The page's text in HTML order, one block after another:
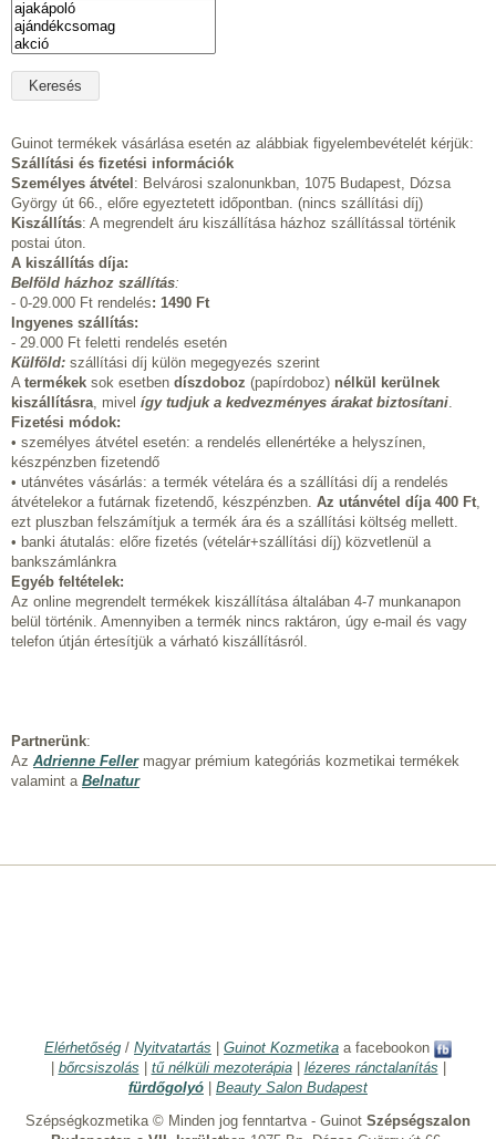
Guinot termékek vásárlása esetén az alábbiak figyelembevételét kérjük:
Szállítási és fizetési információk
Személyes átvétel : Belvárosi szalonunkban, 1075 Budapest, Dózsa
György út 66., előre egyeztetett időpontban. (nincs szállítási díj)
Kiszállítás: A megrendelt áru kiszállítása házhoz szállítással történik
postai úton.
A kiszállítás díja:
Belföld házhoz szállítás:
- 0-29.000 Ft rendelés: 1490 Ft
Ingyenes szállítás:
- 29.000 Ft feletti rendelés esetén
Külföld: szállítási díj külön megegyezés szerint
A termékek sok esetben díszdoboz (papírdoboz) nélkül kerülnek
kiszállításra, mivel így tudjuk a kedvezményes árakat biztosítani.
Fizetési módok:
• személyes átvétel esetén: a rendelés ellenértéke a helyszínen,
készpénzben fizetendő
• utánvétes vásárlás: a termék vételára és a szállítási díj a rendelés
átvételekor a futárnak fizetendő, készpénzben. Az utánvétel díja 400 Ft,
ezt pluszban felszámítjuk a termék ára és a szállítási költség mellett.
• banki átutalás: előre fizetés (vételár+szállítási díj) közvetlenül a
bankszámlánkra
Egyéb feltételek:
Az online megrendelt termékek kiszállítása általában 4-7 munkanapon
belül történik. Amennyiben a termék nincs raktáron, úgy e-mail és vagy
telefon útján értesítjük a várható kiszállításról.
Partnerünk:
Az Adrienne Fellermagyar prémium kategóriás kozmetikai termékek
valamint a Belnatur
Elérhetőség / Nyitvatartás Guinot Kozmetika a facebookon
bőrcsiszolás tű nélküli mezoterápia| lézeres ránctalanítás
fürdőgolyó
Beauty Salon Budapest
Szépségkozmetika © Minden jog fenntartva - Guinot Szépségszalon